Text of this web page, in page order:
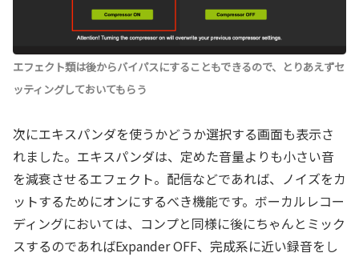
エフェクト類は後からバイパスにすることもできるので、とりあえずセ
ッティングしておいてもらう
次にエキスパンダを使うかどうか選択する画面も表示さ
れました。エキスパンダは、定めた音量よりも小さい音
を減衰させるエフェクト。配信などであれば、ノイズをカ
ットするためにオンにするべき機能です。ボーカルレコー
ディングにおいては、コンプと同様に後にちゃんとミック
スするのであればExpander OFF、完成系に近い録音をし